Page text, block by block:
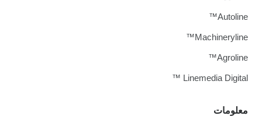
معلومات
Autoline™
Machineryline™
Agroline™
Linemedia Digital ™